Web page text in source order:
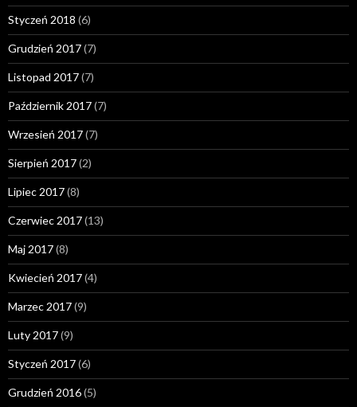
Styczeń 2018 (6)
Grudzień 2017(7)
Listopad 2017(7)
Październik 2017(7)
Wrzesień 2017(7)
Sierpień 2017(2)
Lipiec 2017(8)
Czerwiec 2017(13)
Maj 2017(8)
Kwiecień 2017(4)
Marzec 2017(9)
Luty 2017(9)
Styczeń 2017(6)
Grudzień 2016(5)